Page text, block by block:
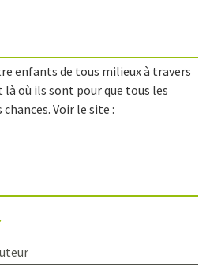
enfants de tous milieux à travers
là où ils sont pour que tous les
Voir le site :